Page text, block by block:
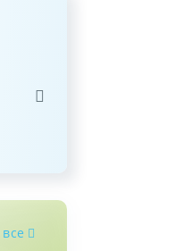
Республики Беларусь